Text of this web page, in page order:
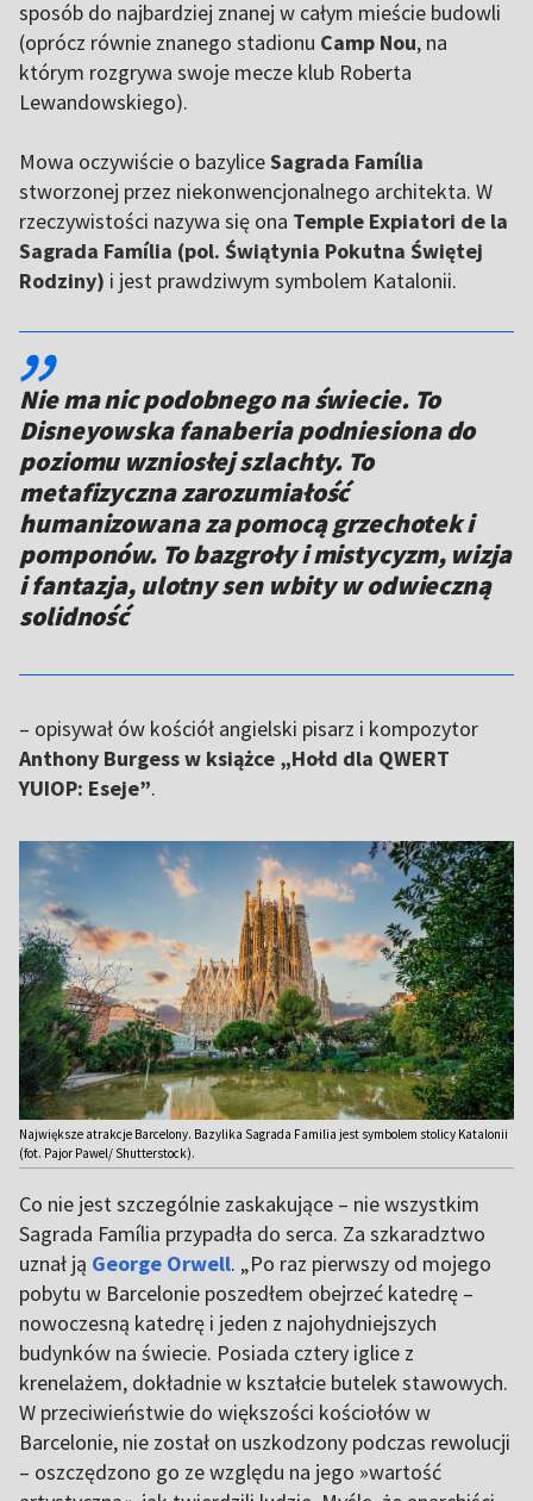
sposób do najbardziej znanej w całym mieście budowli
(oprócz równie znanego stadionu Camp Nou, na
którym rozgrywa swoje mecze klub Roberta
Lewandowskiego).
Mowa oczywiście o bazyliceSagrada Família
stworzonej przez niekonwencjonalnego architekta. W
rzeczywistości nazywa się ona Temple Expiatori de la
Sagrada Família (pol. Świątynia Pokutna Świętej
Rodziny) i jest prawdziwym symbolem Katalonii.
,,
Nie ma nic podobnego na świecie. To
Disneyowska fanaberia podniesiona do
poziomu wzniosłej szlachty. To
metafizyczna zarozumiałość
humanizowana za pomocą grzechotek i
pomponów. To bazgroły i mistycyzm, wizja
i fantazja, ulotny sen wbity w odwieczną
solidność
– opisywał ów kościół angielski pisarz i kompozytor
Anthony Burgess w książce „Hołd dla QWERT
YUIOP: Eseje”.
Największe atrakcje Barcelony. Bazylika Sagrada Familia jest symbolem stolicy Katalonii
(fot. Pajor Pawel/ Shutterstock).
Co nie jest szczególnie zaskakujące – nie wszystkim
Sagrada Família przypadła do serca. Za szkaradztwo
uznał ją George Orwell. „Po raz pierwszy od mojego
pobytu w Barcelonie poszedłem obejrzeć katedrę –
nowoczesną katedrę i jeden z najohydniejszych
budynków na świecie. Posiada cztery iglice z
krenelażem, dokładnie w kształcie butelek stawowych.
W przeciwieństwie do większości kościołów w
Barcelonie, nie został on uszkodzony podczas rewolucji
– oszczędzono go ze względu na jego »wartość